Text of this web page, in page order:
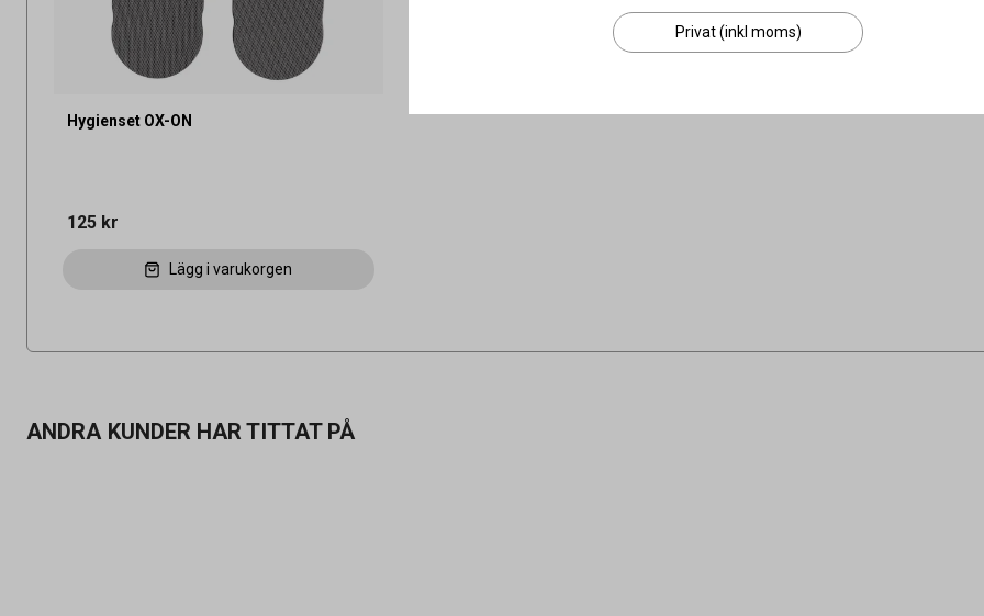
Hygienset OX-ON
125 kr
Lägg i varukorgen
ANDRA KUNDER HAR TITTAT PÅ
Privat (inkl moms)